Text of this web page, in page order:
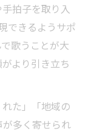
拍子を取り入
できるようサポ
歌うことが大
より引き立ち
た」「地域の
多く寄せられ